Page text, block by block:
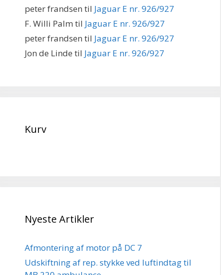
peter frandsen til Jaguar E nr. 926/927
F. Willi Palm til Jaguar E nr. 926/927
peter frandsen til Jaguar E nr. 926/927
Jon de Linde til Jaguar E nr. 926/927
Kurv
Nyeste Artikler
Afmontering af motor på DC 7
Udskiftning af rep. stykke ved luftindtag til